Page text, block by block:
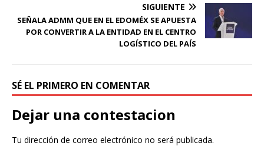
SIGUIENTE
SEÑALA ADMM QUE EN EL EDOMÉX SE APUESTA
POR CONVERTIR A LA ENTIDAD EN EL CENTRO
LOGÍSTICO DEL PAÍS
SÉ EL PRIMERO EN COMENTAR
Dejar una contestacion
Tu dirección de correo electrónico no será publicada.